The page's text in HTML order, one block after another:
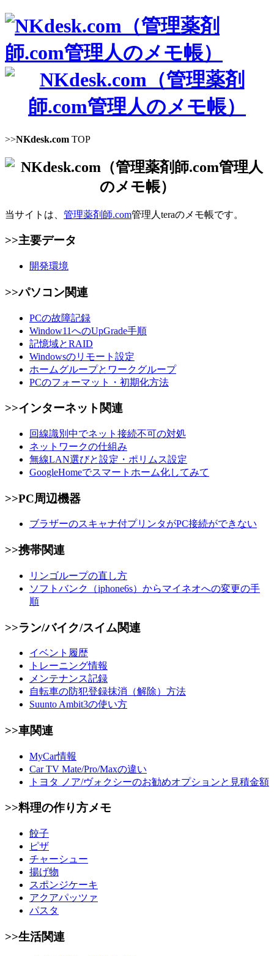
>>NKdesk.com TOP
当サイトは、 管理薬剤師.com管理人teraのメモ帳です。
>>主要データ
開発環境
>>パソコン関連
PCの故障記録
Window11へのUpGrade手順
記憶域とRAID
Windowsのリモート設定
ホームグループとワークグループ
PCのフォーマット・初期化方法
>>インターネット関連
回線識別中でネット接続不可の対処
ネットワークの仕組み
無線LAN選びと設定・ポリムス設定
GoogleHomeでスマートホーム化してみて
>>PC周辺機器
ブラザーのスキャナ付プリンタがPC接続ができない
>>携帯関連
リンゴループの直し方
ソフトバンク（iphone6s）からマイネオへの変更の手
順
>>ラン/バイク/スイム関連
イベント履歴
トレーニング情報
メンテナンス記録
自転車の防犯登録抹消（解除）方法
Suunto Ambit3の使い方
>>車関連
MyCar情報
Car TV Mate/Pro/Maxの違い
トヨタ ノア/ヴォクシーのお勧めオプションと見積金額
>>料理の作り方メモ
餃子
ピザ
チャーシュー
揚げ物
スポンジケーキ
アクアパッツァ
パスタ
>>生活関連